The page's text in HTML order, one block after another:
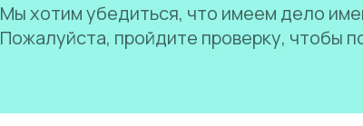
Мы хотим убедиться, что имеем дело
Пожалуйста, пройдите проверку, чтобы